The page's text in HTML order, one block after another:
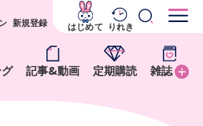
記事&動画 定期購読 雑誌
新規登録 はじめて りれき